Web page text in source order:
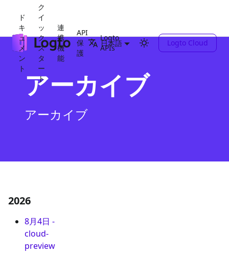
ド
キ
ュ
メ
ン
ト
ク
イ
ッ
ク
ス
タ
ー
ト
連
携
機
能
API
保
護
Logto
APIs
日本語 Logto Cloud
アーカイブ
アーカイブ
2026
8月4日 -
cloud-
preview